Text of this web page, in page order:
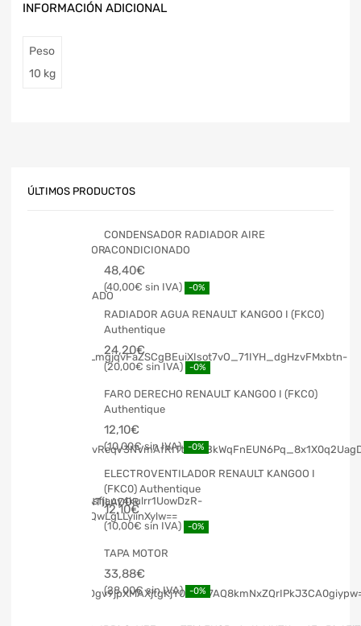
INFORMACIÓN ADICIONAL
Peso
10 kg
ÚLTIMOS PRODUCTOS
CONDENSADOR RADIADOR AIRE
ACONDICIONADO
48,40€
40,00€ -0%
RADIADOR AGUA RENAULT KANGOO I (FKC0)
Authentique
24,20€
20,00€ -0%
FARO DERECHO RENAULT KANGOO I (FKC0)
Authentique
12,10€
10,00€ -0%
ELECTROVENTILADOR RENAULT KANGOO I
(FKC0) Authentique
12,10€
10,00€ -0%
TAPA MOTOR
33,88€
28,00€ -0%